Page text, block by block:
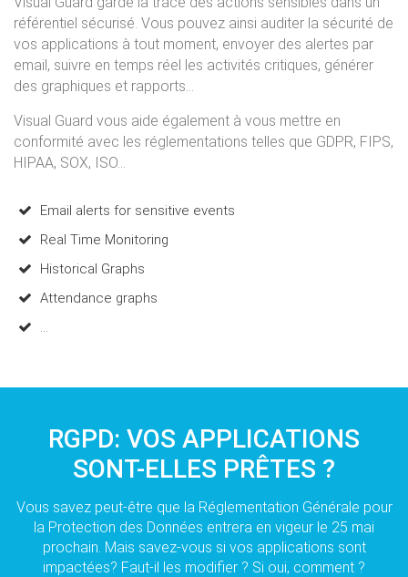
référentiel sécurisé. Vous pouvez ainsi auditer la sécurité de
vos applications à tout moment, envoyer des alertes par
email, suivre en temps réel les activités critiques, générer
des graphiques et rapports...
Visual Guard vous aide également à vous mettre en
conformité avec les réglementations telles que GDPR, FIPS,
HIPAA, SOX, ISO...
Email alerts for sensitive events
Real Time Monitoring
Historical Graphs
Attendance graphs
...
RGPD: VOS APPLICATIONS
SONT-ELLES PRÊTES ?
Vous savez peut-être que la Réglementation Générale pour
la Protection des Données entrera en vigeur le 25 mai
prochain. Mais savez-vous si vos applications sont
impactées? Faut-il les modifier ? Si oui, comment ?